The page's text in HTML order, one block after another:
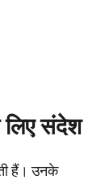
संदेश
हैं। उनके